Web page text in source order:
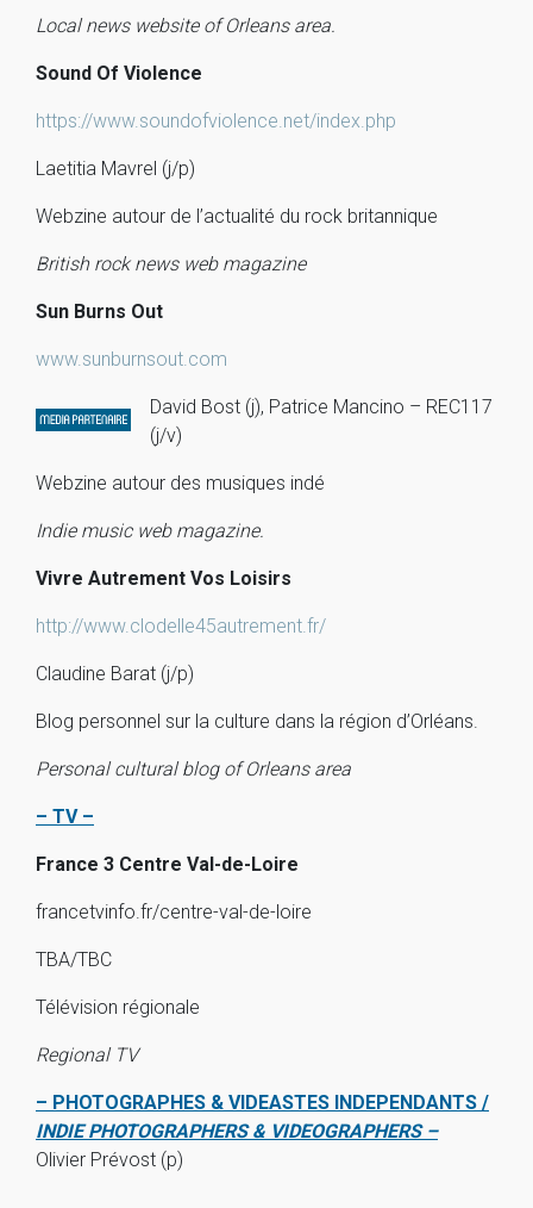
Local news website of Orleans area.
Sound Of Violence
https://www.soundofviolence.net/index.php
Laetitia Mavrel (j/p)
Webzine autour de l’actualité du rock britannique
British rock news web magazine
Sun Burns Out
www.sunburnsout.com
David Bost (j), Patrice Mancino – REC117
(j/v)
Webzine autour des musiques indé
Indie music web magazine.
Vivre Autrement Vos Loisirs
http://www.clodelle45autrement.fr/
Claudine Barat (j/p)
Blog personnel sur la culture dans la région d’Orléans.
Personal cultural blog of Orleans area
– TV –
France 3 Centre Val-de-Loire
francetvinfo.fr/centre-val-de-loire
TBA/TBC
Télévision régionale
Regional TV
– PHOTOGRAPHES & VIDEASTES INDEPENDANTS /
INDIE PHOTOGRAPHERS & VIDEOGRAPHERS –
Olivier Prévost (p)